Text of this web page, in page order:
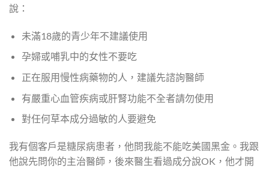
說：
未滿18歲的青少年不建議使用
孕婦或哺乳中的女性不要吃
正在服用慢性病藥物的人，建議先諮詢醫師
有嚴重心血管疾病或肝腎功能不全者請勿使用
對任何草本成分過敏的人要避免
我有個客戶是糖尿病患者，他問我能不能吃美國黑金。我跟
他說先問你的主治醫師，後來醫生看過成分說OK，他才開